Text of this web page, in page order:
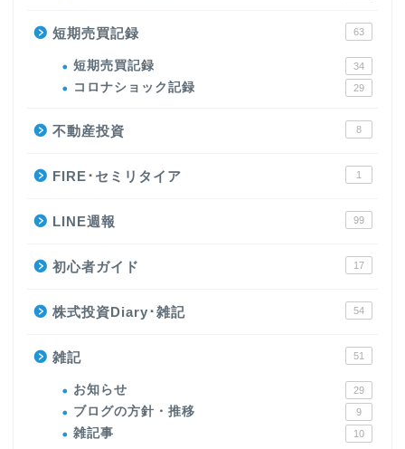
短期売買記録 63
短期売買記録 34
コロナショック記録 29
不動産投資 8
FIRE･セミリタイア 1
LINE週報 99
初心者ガイド 17
株式投資Diary･雑記 54
雑記 51
お知らせ 29
ブログの方針・推移 9
雑記事 10